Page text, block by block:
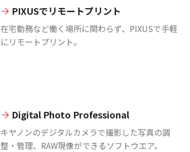
PIXUSでリモートプリント
在宅勤務など働く場所に関わらず、PIXUSで手軽
にリモートプリント。
Digital Photo Professional
キヤノンのデジタルカメラで撮影した写真の調
整・管理、RAW現像ができるソフトウエア。